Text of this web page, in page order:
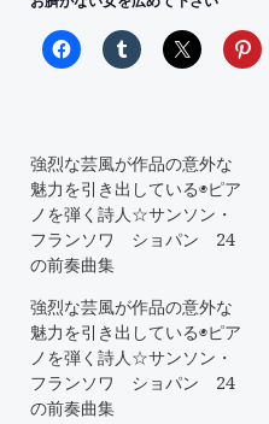
強烈な芸風が作品の意外な
魅力を引き出している◉ピア
ノを弾く詩人☆サンソン・
フランソワ ショパン 24
の前奏曲集
強烈な芸風が作品の意外な
魅力を引き出している◉ピア
ノを弾く詩人☆サンソン・
フランソワ ショパン 24
の前奏曲集